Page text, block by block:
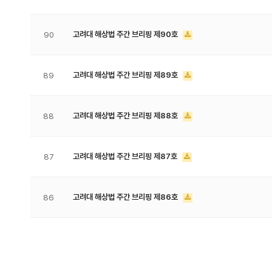
90 고려대 해상법 주간 브리핑 제90호
89 고려대 해상법 주간 브리핑 제89호
88 고려대 해상법 주간 브리핑 제88호
87 고려대 해상법 주간 브리핑 제87호
86 고려대 해상법 주간 브리핑 제86호